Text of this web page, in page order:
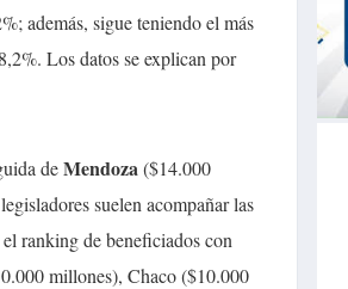
además, sigue teniendo el más
Los datos se explican por
deMendoza($14.000
suelen acompañar las
ranking de beneficiados con
millones), Chaco ($10.000